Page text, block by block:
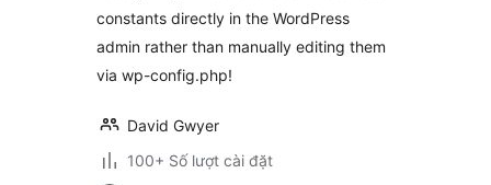
constants directly in the WordPress
admin rather than manually editing them
via wp-config.php!
David Gwyer
100+ Số lượt cài đặt